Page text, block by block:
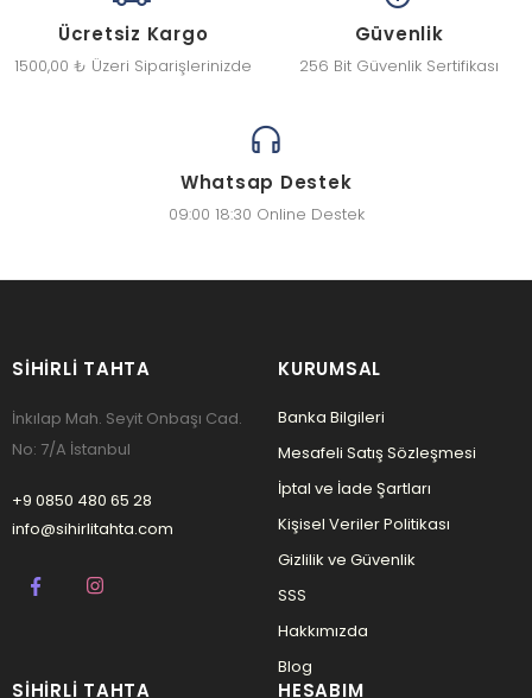
Ücretsiz Kargo
1500,00 ₺ Üzeri Siparişlerinizde
Güvenlik
256 Bit Güvenlik Sertifikası
Whatsap Destek
09:00 18:30 Online Destek
SIHIRLI TAHTA
İnkılap Mah. Seyit Onbaşı Cad.
No: 7/A İstanbul
+9 0850 480 65 28
info@sihirlitahta.com
KURUMSAL
Banka Bilgileri
Mesafeli Satış Sözleşmesi
İptal ve İade Şartları
Kişisel Veriler Politikası
Gizlilik ve Güvenlik
SSS
Hakkımızda
Blog
SIHIRLI TAHTA HESABIM